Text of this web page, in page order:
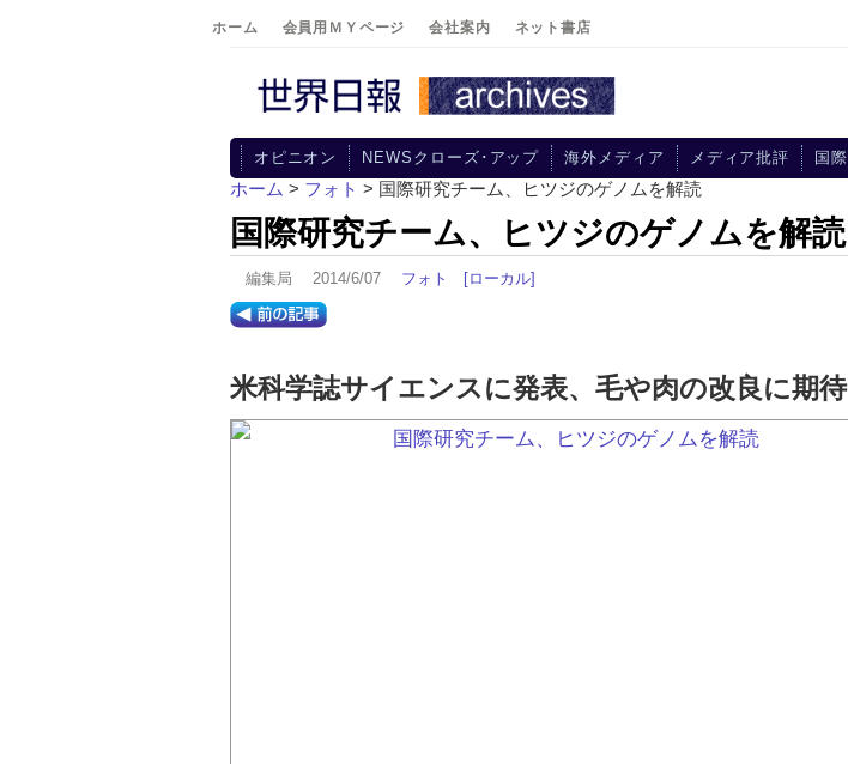
ホーム 会員用ＭＹページ 会社案内 ネット書店
オピニオン NEWSクローズ･アップ 海外メディア メディア批評 国際
ホーム > フォト > 国際研究チーム、ヒツジのゲノムを解読
国際研究チーム、ヒツジのゲノムを解読
編集局 2014/6/07 フォト [ローカル]
米科学誌サイエンスに発表、毛や肉の改良に期待